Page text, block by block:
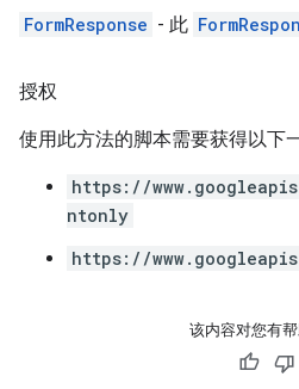
FormResponse - 此
授权
使用此方法的脚本需要获得以下
https://
ntonly
https://
该内容对您有帮